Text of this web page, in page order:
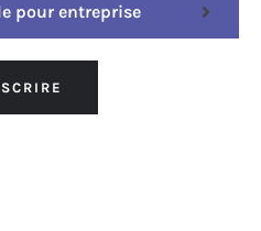
pour entreprise